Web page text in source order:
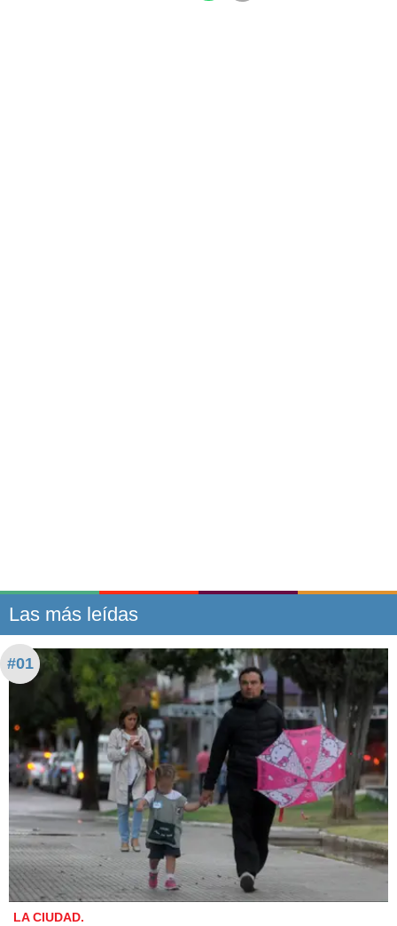
Las más leídas
#01
LA CIUDAD.